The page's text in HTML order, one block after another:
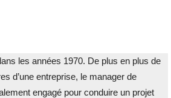
les années 1970. De plus en plus de
d’une entreprise, le manager de
engagé pour conduire un projet